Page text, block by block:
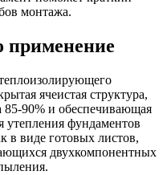
монтажа.
применение
ячеистая структура,
85-90% и обеспечивающая
утепления фундаментов
в виде готовых листов,
двухкомпонентных